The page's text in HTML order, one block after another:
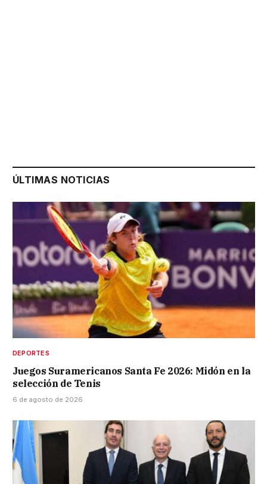
ÚLTIMAS NOTICIAS
DEPORTES
Juegos Suramericanos Santa Fe 2026: Midón en la
selección de Tenis
6 de agosto de 2026